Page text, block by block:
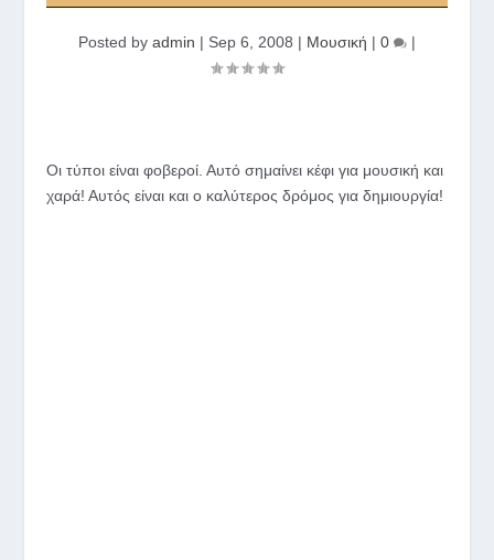
Posted by admin | Sep 6, 2008 | Μουσική | 0 |
Οι τύποι είναι φοβεροί. Αυτό σημαίνει κέφι για μουσική και
χαρά! Αυτός είναι και ο καλύτερος δρόμος για δημιουργία!